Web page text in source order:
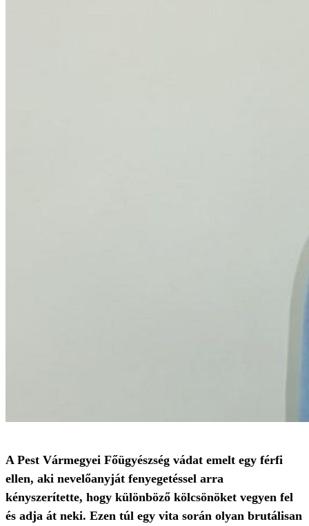
A Pest Vármegyei Főügyészség vádat emelt egy férfi
ellen, aki nevelőanyját fenyegetéssel arra
kényszerítette, hogy különböző kölcsönöket vegyen fel
és adja át neki. Ezen túl egy vita során olyan brutálisan